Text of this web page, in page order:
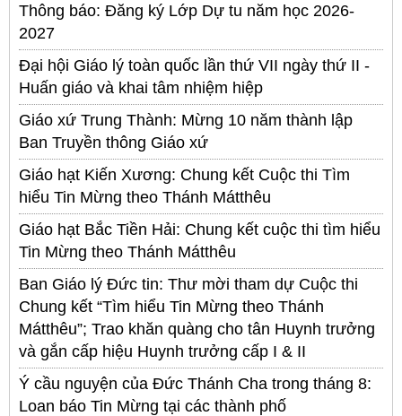
Thông báo: Đăng ký Lớp Dự tu năm học 2026-
2027
Đại hội Giáo lý toàn quốc lần thứ VII ngày thứ II -
Huấn giáo và khai tâm nhiệm hiệp
Giáo xứ Trung Thành: Mừng 10 năm thành lập
Ban Truyền thông Giáo xứ
Giáo hạt Kiến Xương: Chung kết Cuộc thi Tìm
hiểu Tin Mừng theo Thánh Mátthêu
Giáo hạt Bắc Tiền Hải: Chung kết cuộc thi tìm hiểu
Tin Mừng theo Thánh Mátthêu
Ban Giáo lý Đức tin: Thư mời tham dự Cuộc thi
Chung kết “Tìm hiểu Tin Mừng theo Thánh
Mátthêu”; Trao khăn quàng cho tân Huynh trưởng
và gắn cấp hiệu Huynh trưởng cấp I & II
Ý cầu nguyện của Đức Thánh Cha trong tháng 8:
Loan báo Tin Mừng tại các thành phố